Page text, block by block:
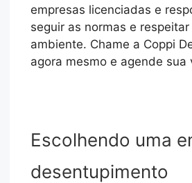
empresas licenciadas e
seguir as normas e
ambiente. Chame a Coppi
agora mesmo e agende sua
Escolhendo uma
desentupimento